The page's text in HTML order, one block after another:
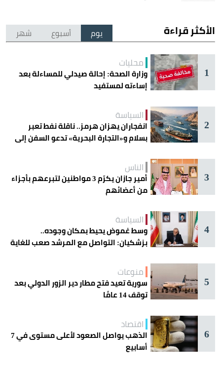
الأكثر قراءة يوم أسبوع شهر
1
محليات
وزارة الصحة: إحالة صيدلي للمساءلة بعد
إساءته لمستفيد
2
السياسة
انفجاران يهزان هرمز.. ناقلة نفط تعبر
بسلام و«التجارة البحرية» تدعو السفن إلى
3
الناس
أمير جازان يكرّم 3 مواطنين لتبرعهم بأجزاء
من أعضائهم
4
السياسة
وسط غموض يحيط بمكان وجوده..
بزشكيان: التواصل مع المرشد صعب للغاية
5
منوعات
سورية تعيد فتح مطار دير الزور الدولي بعد
توقف 14 عامًا
6
اقتصاد
الذهب يواصل الصعود لأعلى مستوى في 7
أسابيع